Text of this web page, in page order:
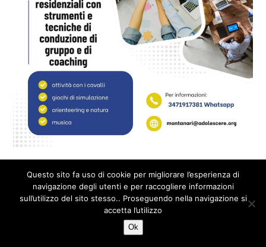
© 2026 Fondazione Adolescere - Viale Repubblica 25 -
Voghera (PV) P.I. 01655800181
Privacy PolicyCredits
Questo sito fa uso di cookie per migliorare l’esperienza di
navigazione degli utenti e per raccogliere informazioni
sull’utilizzo del sito stesso.. Proseguendo nella navigazione si
accetta l’utilizzo
Ok